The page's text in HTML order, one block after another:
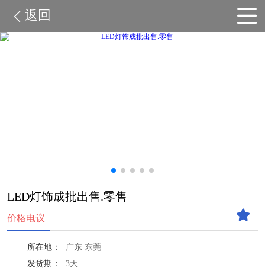
返回
LED灯饰成批出售.零售
价格电议
所在地：
广东 东莞
发货期：
3天